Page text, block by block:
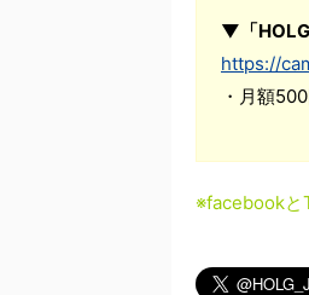
▼「HOLG
https://
・月額
※facebookと